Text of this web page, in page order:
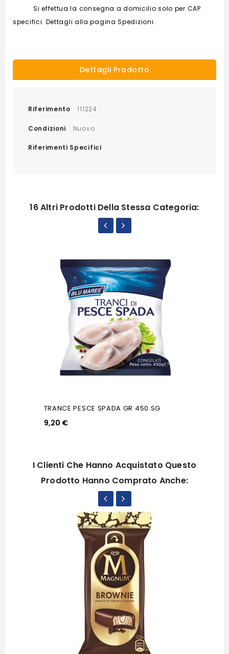
Si effettua la consegna a domicilio solo per CAP
specifici. Dettagli alla pagina Spedizioni.
Dettagli Prodotto
Riferimento 111224
Condizioni Nuovo
Riferimenti Specifici
16 Altri Prodotti Della Stessa Categoria:
TRANCE PESCE SPADA GR 450 SG
9,20 €
I Clienti Che Hanno Acquistato Questo
Prodotto Hanno Comprato Anche: